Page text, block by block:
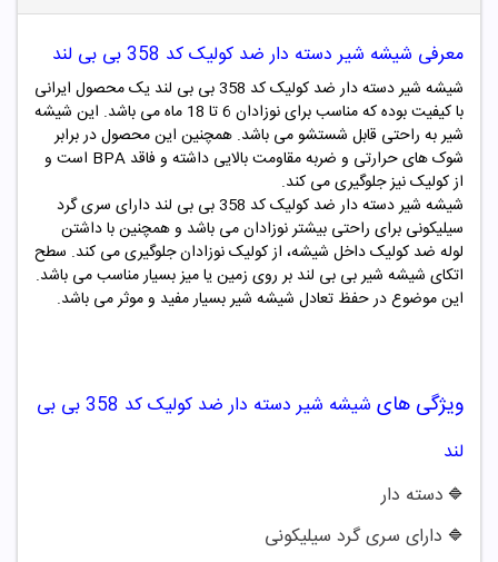
معرفی شیشه شیر دسته دار ضد کولیک کد 358 بی بی لند
شیشه شیر دسته دار ضد کولیک کد 358 بی بی لند یک محصول ایرانی
با کیفیت بوده که مناسب برای نوزادان 6 تا 18 ماه می باشد. این شیشه
شیر به راحتی قابل شستشو می باشد. همچنین این محصول در برابر
شوک های حرارتی و ضربه مقاومت بالایی داشته و فاقد BPA است و
از کولیک نیز جلوگیری می کند.
شیشه شیردسته دار ضد کولیک کد 358بی بی لند دارای سری گرد
سیلیکونی برای راحتی بیشتر نوزادان می باشد و همچنین با داشتن
لوله ضد کولیک داخل شیشه، از کولیک نوزادان جلوگیری می کند. سطح
اتکای شیشه شیر بی بی لند بر روی زمین یا میز بسیار مناسب می باشد.
این موضوع در حفظ تعادل شیشه شیر بسیار مفید و موثر می باشد.
ویژگی های شیشه شیر دسته دار ضد کولیک کد 358بی بی
لند
🔷 دسته دار
🔷 دارای سری گرد سیلیکونی